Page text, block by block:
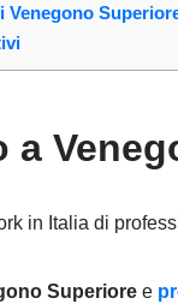
Venegono
a
in Italia di
Superiore e